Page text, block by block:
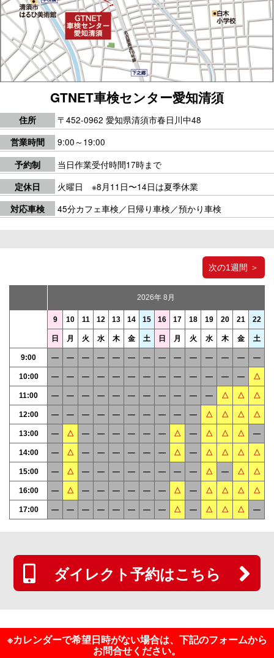
GTNET車検センター愛知清須
住所 〒452-0962 愛知県清須市春日川中48
営業時間 9:00～19:00
予約制 当日作業受付時間17時まで
定休日 火曜日 ※8月11日〜14日は夏季休業
対応車検 45分カフェ車検／日帰り車検／預かり車検
ダイレクト予約はこちら
※カレンダーで希望日時がない場合は、下記のフォームから
お問合せください。